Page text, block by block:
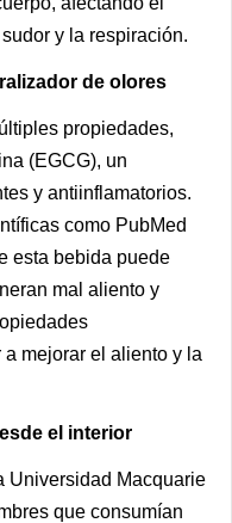
y la respiración.
de olores
propiedades,
(EGCG), un
y antiinflamatorios.
como PubMed
esta bebida puede
mal aliento y
mejorar el aliento y la
el interior
Universidad Macquarie
que consumían